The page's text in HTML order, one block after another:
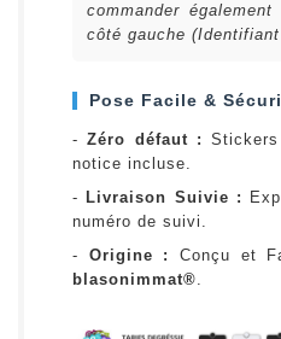
commander
côté gauche (Identifiant
Pose Facile &
-Zéro défaut :
notice incluse.
- Livraison Suivie :
numéro de suivi.
- Origine :
Conçu et
blasonimmat®.